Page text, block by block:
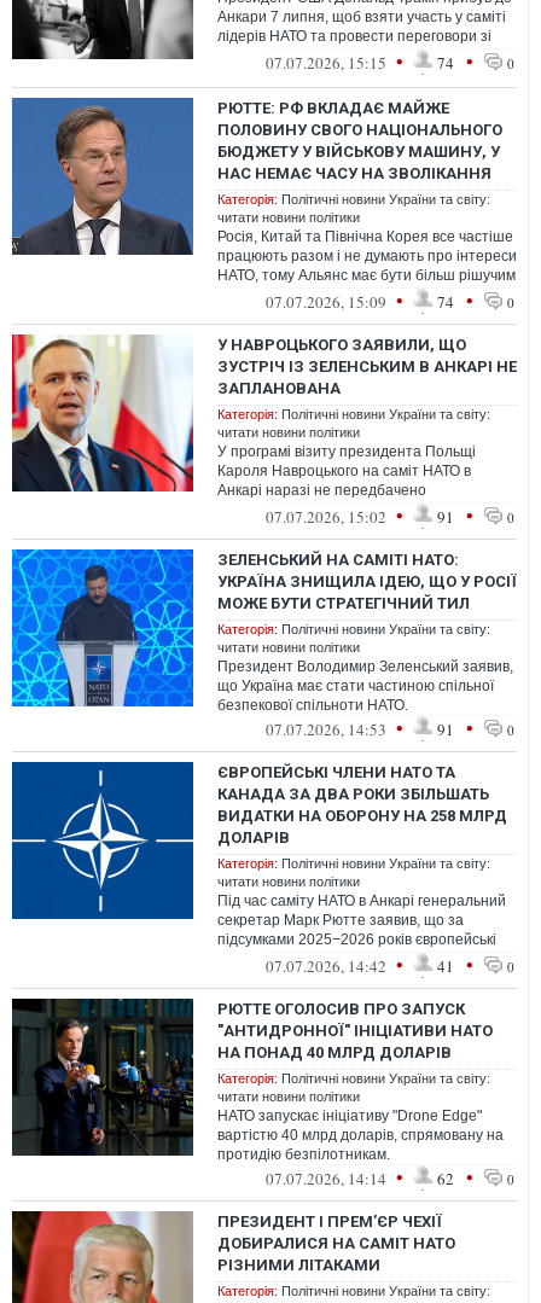
Анкари 7 липня, щоб взяти участь у саміті
лідерів НАТО та провести переговори зі
своїм турецьким колегою Реджепо...
07.07.2026, 15:15 • 74 • 0
РЮТТЕ: РФ ВКЛАДАЄ МАЙЖЕ
ПОЛОВИНУ СВОГО НАЦІОНАЛЬНОГО
БЮДЖЕТУ У ВІЙСЬКОВУ МАШИНУ, У
НАС НЕМАЄ ЧАСУ НА ЗВОЛІКАННЯ
Категорія: Політичні новини України та світу:
читати новини політики
Росія, Китай та Північна Корея все частіше
працюють разом і не думають про інтереси
НАТО, тому Альянс має бути більш рішучим
і діяти разом07.07.2026, 15:09 • 74 • 0
У НАВРОЦЬКОГО ЗАЯВИЛИ, ЩО
ЗУСТРІЧ ІЗ ЗЕЛЕНСЬКИМ В АНКАРІ НЕ
ЗАПЛАНОВАНА
Категорія: Політичні новини України та світу:
читати новини політики
У програмі візиту президента Польщі
Кароля Навроцького на саміт НАТО в
Анкарі наразі не передбачено
двосторонньої зустрічі з главою Української
07.07.2026, 15:02 • 91 • 0
ЗЕЛЕНСЬКИЙ НА САМІТІ НАТО:
УКРАЇНА ЗНИЩИЛА ІДЕЮ, ЩО У РОСІЇ
МОЖЕ БУТИ СТРАТЕГІЧНИЙ ТИЛ
Категорія: Політичні новини України та світу:
читати новини політики
Президент Володимир Зеленський заявив,
що Україна має стати частиною спільної
безпекової спільноти НАТО.
07.07.2026, 14:53 • 91 • 0
ЄВРОПЕЙСЬКІ ЧЛЕНИ НАТО ТА
КАНАДА ЗА ДВА РОКИ ЗБІЛЬШАТЬ
ВИДАТКИ НА ОБОРОНУ НА 258 МЛРД
ДОЛАРІВ
Категорія: Політичні новини України та світу:
читати новини політики
Під час саміту НАТО в Анкарі генеральний
секретар Марк Рютте заявив, що за
підсумками 2025−2026 років європейські
члени НАТО та Канада збільшать видат...
07.07.2026, 14:42 • 41 • 0
РЮТТЕ ОГОЛОСИВ ПРО ЗАПУСК
"АНТИДРОННОЇ" ІНІЦІАТИВИ НАТО
НА ПОНАД 40 МЛРД ДОЛАРІВ
Категорія: Політичні новини України та світу:
читати новини політики
НАТО запускає ініціативу "Drone Edge"
вартістю 40 млрд доларів, спрямовану на
протидію безпілотникам.
07.07.2026, 14:14 • 62 • 0
ПРЕЗИДЕНТ І ПРЕМ’ЄР ЧЕХІЇ
ДОБИРАЛИСЯ НА САМІТ НАТО
РІЗНИМИ ЛІТАКАМИ
Категорія: Політичні новини України та світу: